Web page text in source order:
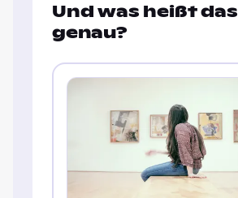
Und was heißt das
genau?